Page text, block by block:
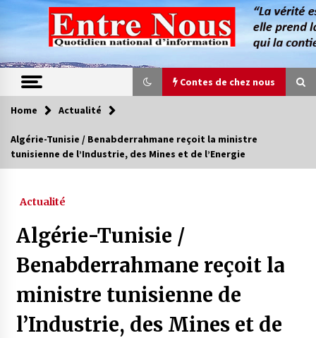
content
Contes de chez nous
Contes de chez nous
Quand la mère n’est plus là (17e partie)
Magie de sorcier
4 ans ago
Oum el Gaïla / L’ogresse du M’zab
4 ans ago
Home Actualité
Algérie-Tunisie / Benabderrahmane reçoit la ministre
tunisienne de l’Industrie, des Mines et de l’Energie
Actualité
Algérie-Tunisie /
Benabderrahmane reçoit la
ministre tunisienne de
l’Industrie, des Mines et de